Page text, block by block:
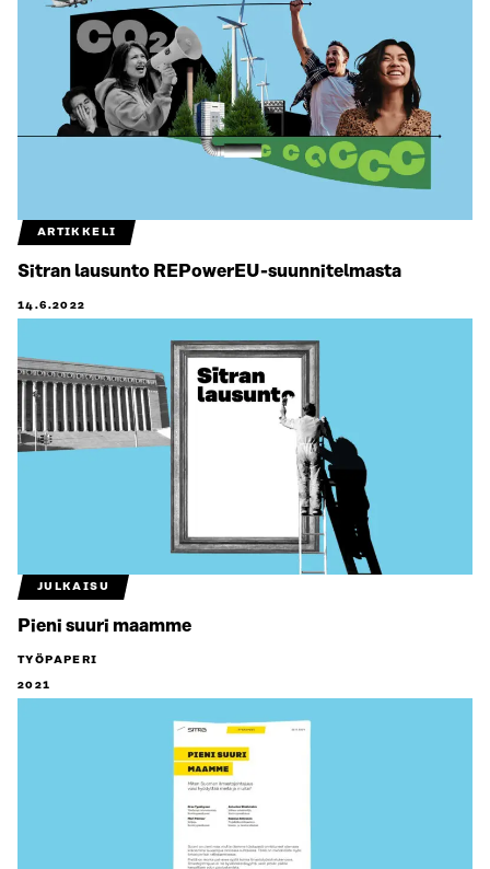
ARTIKKELI
Sitran lausunto REPowerEU-suunnitelmasta
14.6.2022
JULKAISU
Pieni suuri maamme
TYÖPAPERI
2021